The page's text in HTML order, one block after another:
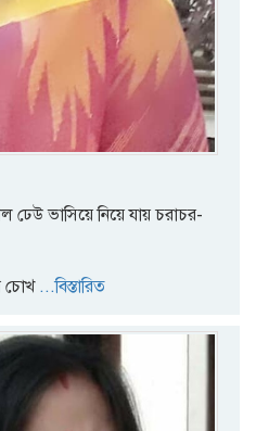
ঢেউ ভাসিয়ে নিয়ে যায় চরাচর-
চোখ...বিস্তারিত